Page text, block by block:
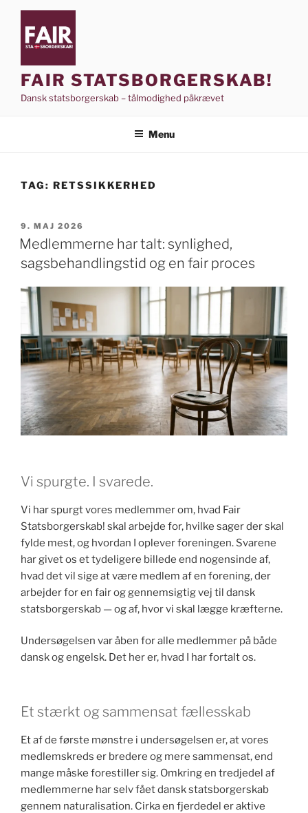
Videre
indhold
FAIR STATSBORGERSKAB!
Dansk statsborgerskab – tålmodighed påkrævet
Menu
TAG: RETSSIKKERHED
UDGIVET
DEN
9. MAJ 2026
Medlemmerne har talt: synlighed,
sagsbehandlingstid og en fair proces
Vi spurgte. I svarede.
Vi har spurgt vores medlemmer om, hvad Fair
Statsborgerskab! skal arbejde for, hvilke sager der skal
fylde mest, og hvordan I oplever foreningen. Svarene
har givet os et tydeligere billede end nogensinde af,
hvad det vil sige at være medlem af en forening, der
arbejder for en fair og gennemsigtig vej til dansk
statsborgerskab — og af, hvor vi skal lægge kræfterne.
Undersøgelsen var åben for alle medlemmer på både
dansk og engelsk. Det her er, hvad I har fortalt os.
Et stærkt og sammensat fællesskab
Et af de første mønstre i undersøgelsen er, at vores
medlemskreds er bredere og mere sammensat, end
mange måske forestiller sig. Omkring en tredjedel af
medlemmerne har selv fået dansk statsborgerskab
gennem naturalisation. Cirka en fjerdedel er aktive